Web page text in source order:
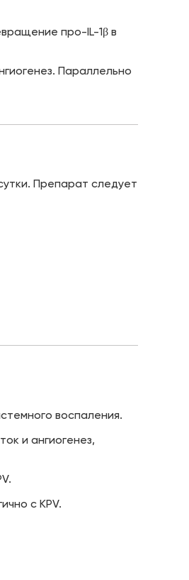
про-IL-1β в
Параллельно
Препарат следует
воспаления.
и ангиогенез,
с KPV.